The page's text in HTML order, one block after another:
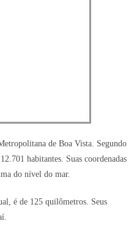
de Boa Vista. Segundo
habitantes. Suas coordenadas
do nível do mar.
é de 125 quilômetros. Seus